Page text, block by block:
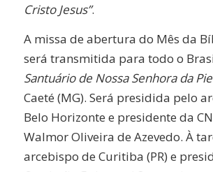
Cristo Jesus”.
A missa de abertura do Mês da
será transmitida para todo o
Santuário de Nossa Senhora da
Caeté (MG). Será presidida pelo
Belo Horizonte e presidente da
Walmor Oliveira de Azevedo. À
arcebispo de Curitiba (PR) e